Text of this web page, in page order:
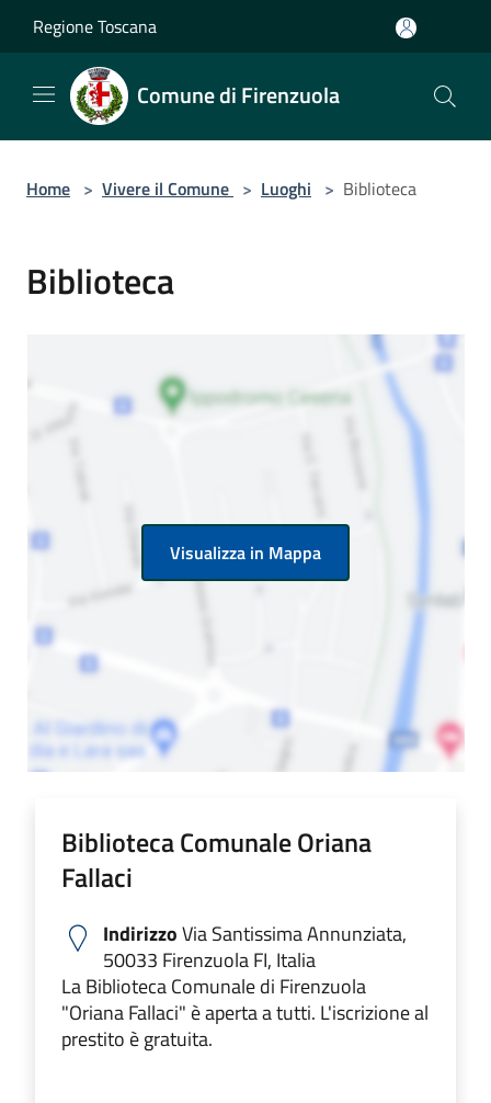
Regione Toscana
Comune di Firenzuola
Home > Vivere il Comune > Luoghi > Biblioteca
Biblioteca
Visualizza in Mappa
Biblioteca Comunale Oriana
Fallaci
IndirizzoVia Santissima Annunziata,
50033 Firenzuola FI, Italia
La Biblioteca Comunale di Firenzuola
"Oriana Fallaci" è aperta a tutti. L'iscrizione al
prestito è gratuita.